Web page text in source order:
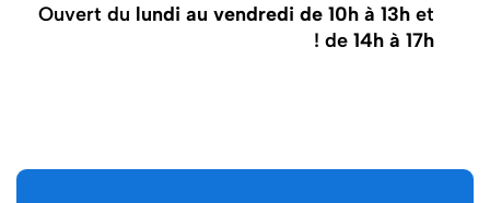
Ouvert du lundi au vendredi de 10h à 13h et
de14h à 17h
!